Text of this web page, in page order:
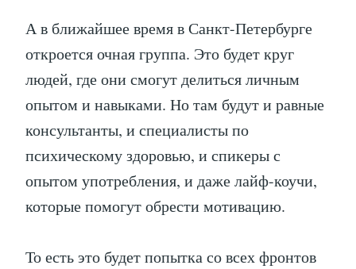
А в ближайшее время в Санкт-Петербурге
откроется очная группа. Это будет круг
людей, где они смогут делиться личным
опытом и навыками. Но там будут и равные
консультанты, и специалисты по
психическому здоровью, и спикеры с
опытом употребления, и даже лайф-коучи,
которые помогут обрести мотивацию.
То есть это будет попытка со всех фронтов